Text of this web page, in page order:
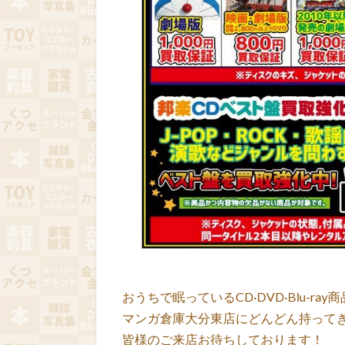
おうちで眠っているCD·DVD·Blu-ray
マンガ倉庫大分東店にどんどん持って
皆様のご来店お待ちしております！